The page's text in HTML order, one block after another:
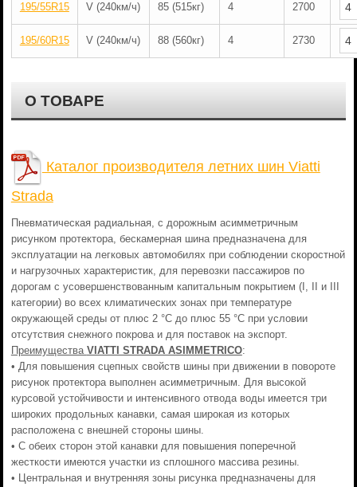
195/55R15 V (240км/ч) 85 (515кг) 4 2700
195/60R15 V (240км/ч) 88 (560кг) 4 2730
О ТОВАРЕ
Каталог производителя летних шин Viatti
Strada
Пневматическая радиальная, с дорожным асимметричным
рисунком протектора, бескамерная шина предназначена для
эксплуатации на легковых автомобилях при соблюдении скоростной
и нагрузочных характеристик, для перевозки пассажиров по
дорогам с усовершенствованным капитальным покрытием (I, II и III
категории) во всех климатических зонах при температуре
окружающей среды от плюс 2 °С до плюс 55 °С при условии
отсутствия снежного покрова и для поставок на экспорт.
Преимущества VIATTI STRADA ASIMMETRICO:
• Для повышения сцепных свойств шины при движении в повороте
рисунок протектора выполнен асимметричным. Для высокой
курсовой устойчивости и интенсивного отвода воды имеется три
широких продольных канавки, самая широкая из которых
расположена с внешней стороны шины.
• С обеих сторон этой канавки для повышения поперечной
жесткости имеются участки из сплошного массива резины.
• Центральная и внутренняя зоны рисунка предназначены для